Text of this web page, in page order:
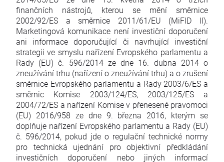
finančních nástrojů, kterou se mění směrnice
2002/92/ES a směrnice 2011/61/EU (MiFID II).
Marketingová komunikace není investiční doporučení
ani informace doporučující či navrhující investiční
strategii ve smyslu nařízení Evropského parlamentu a
Rady (EU) č. 596/2014 ze dne 16. dubna 2014 o
zneužívání trhu (nařízení o zneužívání trhu) a o zrušení
směrnice Evropského parlamentu a Rady 2003/6/ES a
směrnic Komise 2003/124/ES, 2003/125/ES a
2004/72/ES a nařízení Komise v přenesené pravomoci
(EU) 2016/958 ze dne 9. března 2016, kterým se
doplňuje nařízení Evropského parlamentu a Rady (EU)
č. 596/2014, pokud jde o regulační technické normy
pro technická ujednání pro objektivní předkládání
investičních doporučení nebo jiných informací